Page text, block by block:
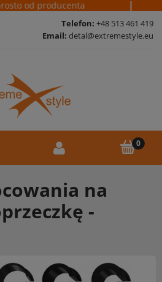
od producenta
Telefon: +48 513 461 419
Email: detal@extremestyle.eu
na
-